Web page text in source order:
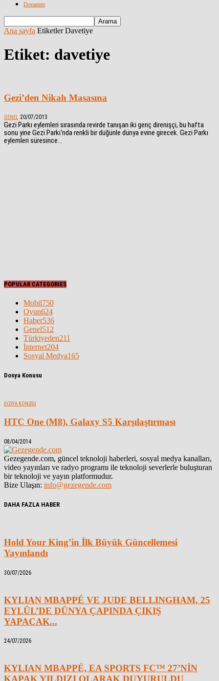
Donanım
Ana sayfa Etiketler Davetiye
Etiket: davetiye
Gezi’den Nikah Masasına
GENEL 20/07/2013
Gezi Parkı eylemleri sırasında revirde tanışan iki genç direnişçi, bu hafta
sonu yine Gezi Parkı'nda renkli bir düğünle dünya evine girecek. Gezi Parkı
eylemleri süresince...
POPULAR CATEGORIES
Mobil750
Oyun624
Haber536
Genel512
Türkiyeden211
İnternet204
Sosyal Medya165
Dosya Konusu
DOSYA KONUSU
HTC One (M8), Galaxy S5 Karşılaştırması
08/04/2014
Gezegende.com, güncel teknoloji haberleri, sosyal medya kanalları,
video yayınları ve radyo programı ile teknoloji severlerle buluşturan
bir teknoloji ve yayın platformudur.
Bize Ulaşın: info@gezegende.com
DAHA FAZLA HABER
Hold Your King’in İlk Büyük Güncellemesi
Yayınlandı
30/07/2026
KYLIAN MBAPPÉ VE JUDE BELLINGHAM, 25
EYLÜL’DE DÜNYA ÇAPINDA ÇIKIŞ
YAPACAK...
24/07/2026
KYLIAN MBAPPÉ, EA SPORTS FC™ 27’NİN
KAPAK YILDIZI OLARAK DUYURULDU